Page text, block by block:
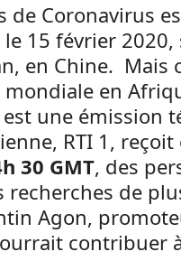
de Coronavirus
15 février
en Chine. Mais
en
une émission
RTI 1, reçoit
30 GMT, des
recherches de
Agon,
contribuer